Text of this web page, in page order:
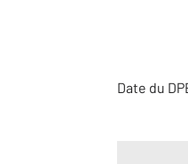
Date du